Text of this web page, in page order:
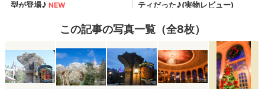
この記事の写真一覧（全8枚）